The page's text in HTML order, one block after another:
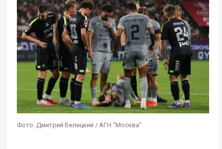
Фото: Дмитрий Белицкий / АГН "Москва"